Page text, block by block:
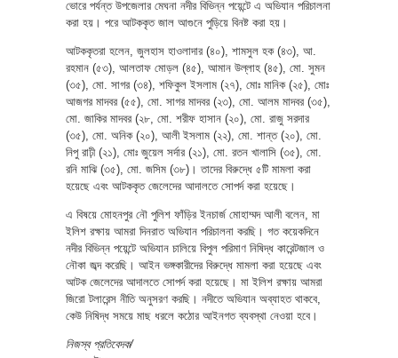
ভোরে পর্যন্ত উপজেলার মেঘনা নদীর বিভিন্ন পয়েন্টে এ অভিযান পরিচালনা
করা হয়। পরে আটককৃত জাল আগুনে পুড়িয়ে বিনষ্ট করা হয়।
আটককৃতরা হলেন, জুলহাস হাওলাদার (৪০), শামসুল হক (৪৩), আ.
রহমান (৫৩), আলতাফ মোড়ল (৪৫), আমান উল্লাহ (৪৫), মো. সুমন
(৩৫), মো. সাগর (৩৪), শফিকুল ইসলাম (২৭), মোঃ মানিক (২৫), মোঃ
আজগর মাদবর (৫৫), মো. সাগর মাদবর (২৩), মো. আলম মাদবর (৩৫),
মো. জাকির মাদবর (২৮, মো. শরীফ হাসান (২০), মো. রাজু সরদার
(৩৫), মো. অনিক (২০), আলী ইসলাম (২২), মো. শান্ত (২০), মো.
নিপু রাঢ়ী (২১), মোঃ জুয়েল সর্দার (২১), মো. রতন খালাসি (৩৫), মো.
রনি মাঝি (৩৫), মো. জসিম (৩৮)। তাদের বিরুদ্ধে ৫টি মামলা করা
হয়েছে এবং আটককৃত জেলেদের আদালতে সোপর্দ করা হয়েছে।
এ বিষয়ে মোহনপুর নৌ পুলিশ ফাঁড়ির ইনচার্জ মোহাম্মদ আলী বলেন, মা
ইলিশ রক্ষায় আমরা দিনরাত অভিযান পরিচালনা করছি। গত কয়েকদিনে
নদীর বিভিন্ন পয়েন্টে অভিযান চালিয়ে বিপুল পরিমাণ নিষিদ্ধ কারেন্টজাল ও
নৌকা জব্দ করেছি। আইন ভঙ্গকারীদের বিরুদ্ধে মামলা করা হয়েছে এবং
আটক জেলেদের আদালতে সোপর্দ করা হয়েছে। মা ইলিশ রক্ষায় আমরা
জিরো টলারেন্স নীতি অনুসরণ করছি। নদীতে অভিযান অব্যাহত থাকবে,
কেউ নিষিদ্ধ সময়ে মাছ ধরলে কঠোর আইনগত ব্যবস্থা নেওয়া হবে।
নিজস্ব প্রতিবেদক/